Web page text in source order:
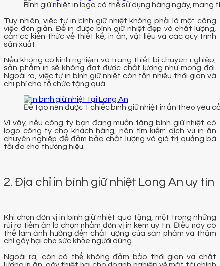
Bình giữ nhiệt in logo có thể sử dụng hàng ngày, mang
Tuy nhiên, việc tự in bình giữ nhiệt không phải là một công
việc đơn giản. Để in được bình giữ nhiệt đẹp và chất lượng,
cần có kiến thức về thiết kế, in ấn, vật liệu và các quy trình
sản xuất.
Nếu không có kinh nghiệm và trang thiết bị chuyên nghiệp,
sản phẩm in sẽ không đạt được chất lượng như mong đợi.
Ngoài ra, việc tự in bình giữ nhiệt còn tốn nhiều thời gian và
chi phí cho tổ chức tặng quà.
Để tạo nên được 1 chiếc bình giữ nhiệt in ấn theo yêu
Vì vậy, nếu công ty bạn đang muốn tặng bình giữ nhiệt có
logo công ty cho khách hàng, nên tìm kiếm dịch vụ in ấn
chuyên nghiệp để đảm bảo chất lượng và giá trị quảng bá
tối đa cho thương hiệu.
2. Địa chỉ in bình giữ nhiệt Long An uy tín
Khi chọn đơn vị in bình giữ nhiệt quà tặng, một trong những
rủi ro tiềm ẩn là chọn nhầm đơn vị in kém uy tín. Điều này có
thể làm ảnh hưởng đến chất lượng của sản phẩm và thậm
chí gây hại cho sức khỏe người dùng.
Ngoài ra, còn có thể không đảm bảo thời gian và chất